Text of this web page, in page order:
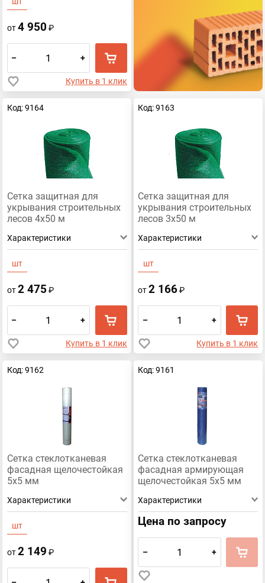
от4 950 ₽
– +
Купить в 1 клик
Код: 9164
Сетка защитная для
укрывания строительных
лесов 4х50 м
Характеристики
шт
от2 475 ₽
– +
Купить в 1 клик
Код: 9163
Сетка защитная для
укрывания строительных
лесов 3х50 м
Характеристики
шт
от2 166₽
– +
Купить в 1 клик
Код: 9162
Сетка стеклотканевая
фасадная щелочестойкая
5х5 мм
Характеристики
шт
от2 149 ₽
Код: 9161
Сетка стеклотканевая
фасадная армирующая
щелочестойкая 5х5 мм
Характеристики
Цена по запросу
– +